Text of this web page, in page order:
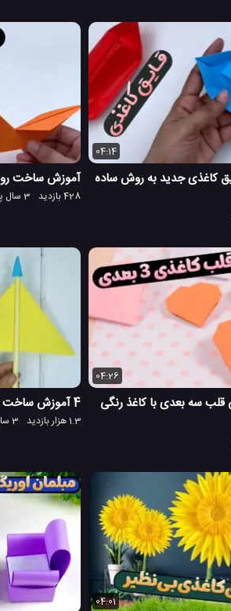
04:14
کاغذی جدید به روش ساده
آموزش ساخت
428 بازدید 3 سال پیش
04:26
سه بعدی با کاغذ رنگی
4 آموزش ساخت کاردستی پرتابی ساده با کاغذ!
1.3 هزار بازدید 3 سال پیش
04:01